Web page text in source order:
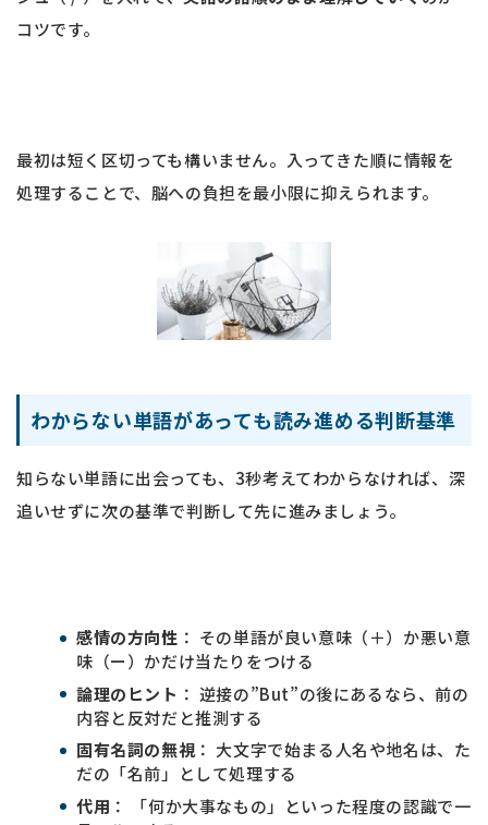
コツです。
最初は短く区切っても構いません。入ってきた順に情報を
処理することで、脳への負担を最小限に抑えられます。
わからない単語があっても読み進める判断基準
知らない単語に出会っても、3秒考えてわからなければ、深
追いせずに次の基準で判断して先に進みましょう。
感情の方向性 ： その単語が良い意味（＋）か悪い意
味（ー）かだけ当たりをつける
論理のヒント ： 逆接の”But”の後にあるなら、前の
内容と反対だと推測する
固有名詞の無視 ： 大文字で始まる人名や地名は、た
だの「名前」として処理する
代用 ： 「何か大事なもの」といった程度の認識で一